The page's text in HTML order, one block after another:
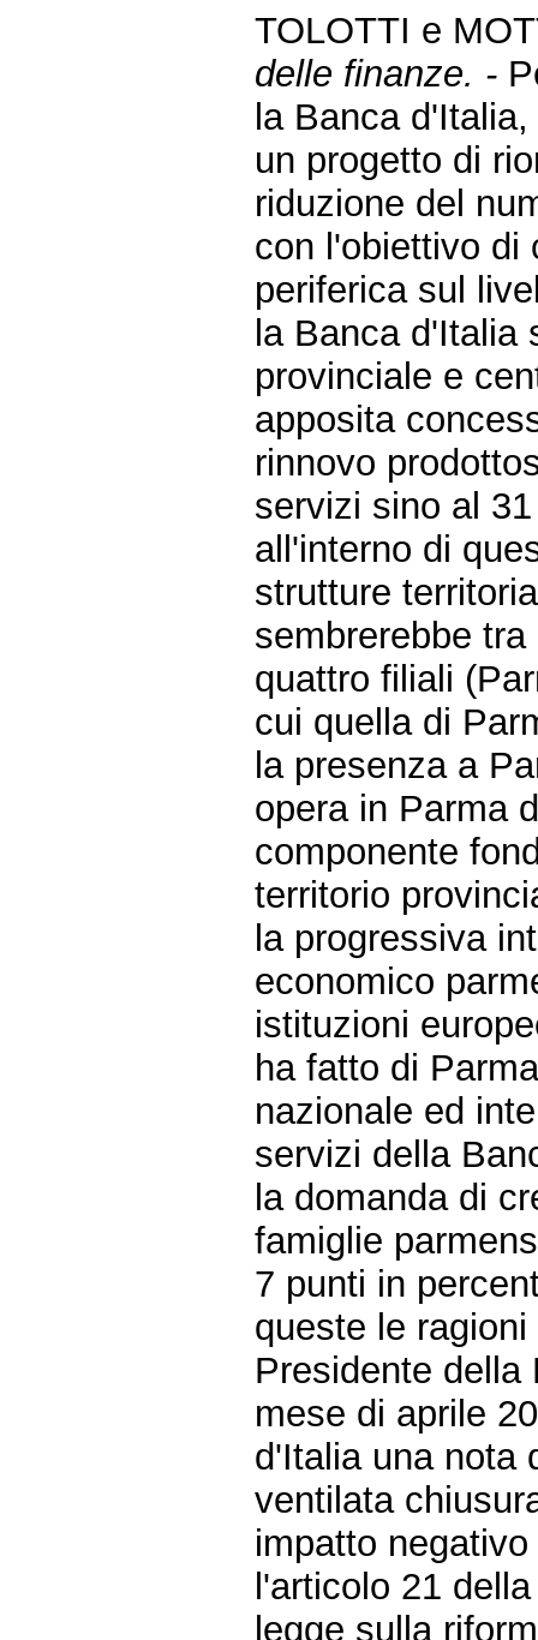
TOLOTTI e
delle finanze. -
la Banca
un progetto di
riduzione del
con l'obiettivo di
periferica sul
la Banca d'Italia
provinciale e
apposita
rinnovo
servizi sino al
all'interno di
strutture
sembrerebbe
quattro filiali
cui quella di
la presenza a
opera in Parma
componente
territorio
la progressiva
economico
istituzioni
ha fatto di
nazionale ed
servizi della
la domanda di
famiglie
7 punti in
queste le
Presidente della
mese di aprile
d'Italia una nota
ventilata
impatto
l'articolo 21
legge sulla